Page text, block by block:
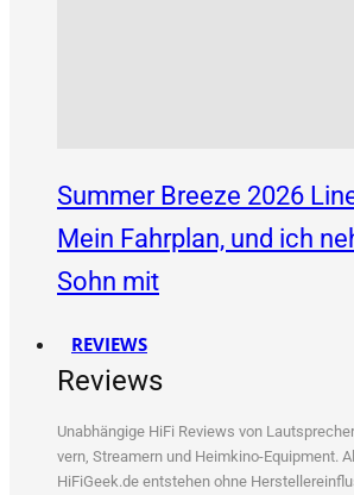
Summer Breeze 2026
Mein Fahrplan, und ich
Sohn mit
REVIEWS
Reviews
Unab­hän­gi­ge HiFi Reviews von
vern, Strea­mern und Heim­ki­no-Equip­ment.
HiFiGeek.de ent­ste­hen ohne